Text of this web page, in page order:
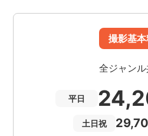
撮影基
全ジャンル
平日
土日祝